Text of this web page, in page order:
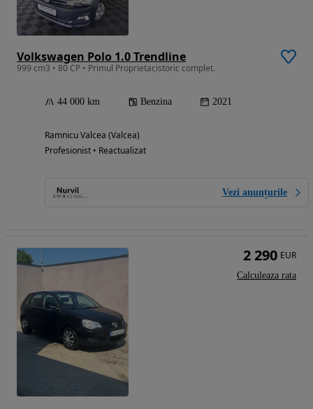
Volkswagen Polo 1.0 Trendline
999 cm3 • 80 CP • Primul Proprietar,istoric complet.
44 000 km Benzina 2021
Ramnicu Valcea (Valcea)
Profesionist • Reactualizat
Vezi anunțurile
2 290 EUR
Calculeaza rata